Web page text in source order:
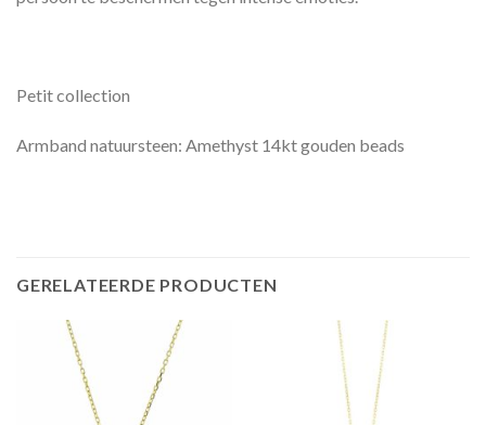
Petit collection
Armband natuursteen: Amethyst 14kt gouden beads
GERELATEERDE PRODUCTEN